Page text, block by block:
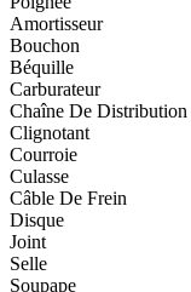
Amortisseur
Bouchon
Béquille
Carburateur
Chaîne De Distribution
Clignotant
Courroie
Culasse
Câble De Frein
Disque
Joint
Selle
Soupape